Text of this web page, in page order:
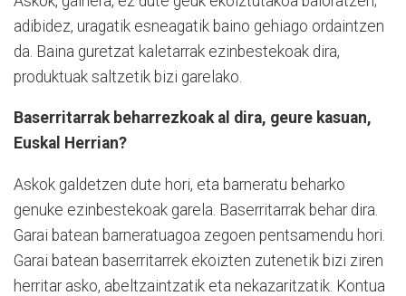
adibidez, uragatik esneagatik baino gehiago ordaintzen
da. Baina guretzat kaletarrak ezinbestekoak dira,
produktuak saltzetik bizi garelako.
Baserritarrak beharrezkoak al dira, geure kasuan,
Euskal Herrian?
Askok galdetzen dute hori, eta barneratu beharko
genuke ezinbestekoak garela. Baserritarrak behar dira.
Garai batean barneratuagoa zegoen pentsamendu hori.
Garai batean baserritarrek ekoizten zutenetik bizi ziren
herritar asko, abeltzaintzatik eta nekazaritzatik. Kontua